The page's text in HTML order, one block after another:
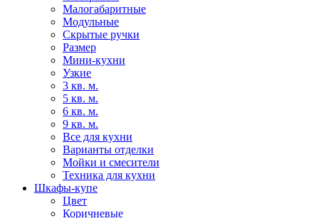
Малогабаритные
Модульные
Скрытые ручки
Размер
Мини-кухни
Узкие
3 кв. м.
5 кв. м.
6 кв. м.
9 кв. м.
Все для кухни
Варианты отделки
Мойки и смесители
Техника для кухни
Шкафы-купе
Цвет
Коричневые